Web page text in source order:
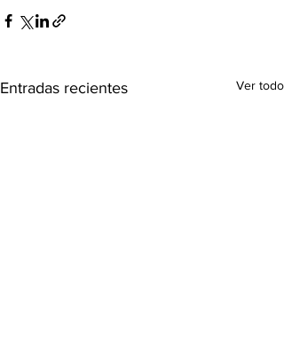
Entradas recientes Ver todo